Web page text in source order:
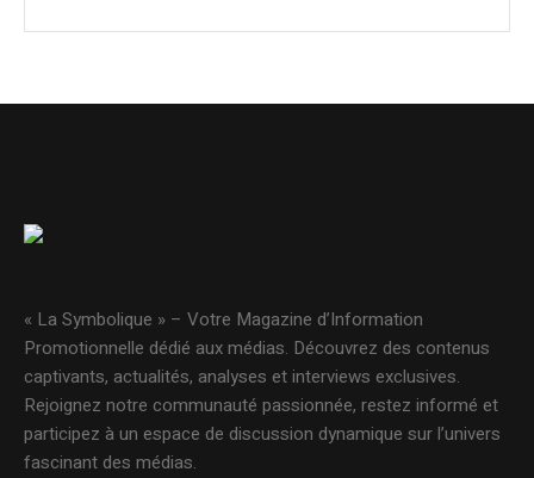
« La Symbolique » – Votre Magazine d’Information
Promotionnelle dédié aux médias. Découvrez des contenus
captivants, actualités, analyses et interviews exclusives.
Rejoignez notre communauté passionnée, restez informé et
participez à un espace de discussion dynamique sur l’univers
fascinant des médias.